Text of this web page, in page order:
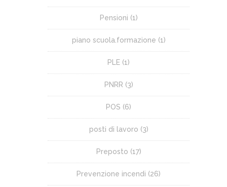
Pensioni (1)
piano scuola.formazione (1)
PLE (1)
PNRR (3)
POS (6)
posti di lavoro (3)
Preposto (17)
Prevenzione incendi (26)